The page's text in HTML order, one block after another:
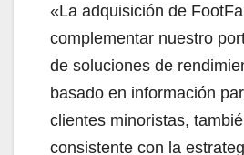
«La adquisición de
complementar nuestro
de soluciones de
basado en información
clientes minoristas,
consistente con la